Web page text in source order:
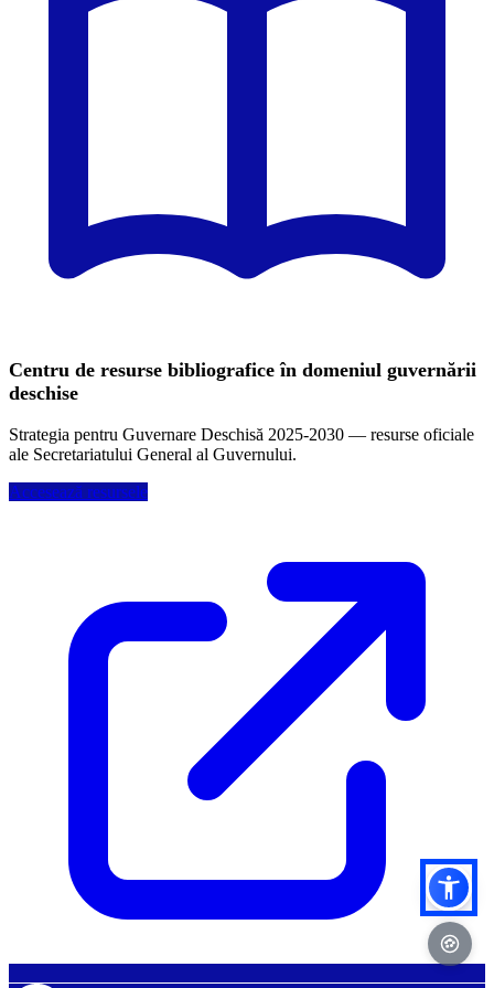
Centru de resurse bibliografice în domeniul guvernării
deschise
Strategia pentru Guvernare Deschisă 2025-2030 — resurse oficiale
ale Secretariatului General al Guvernului.
Accesează resursele